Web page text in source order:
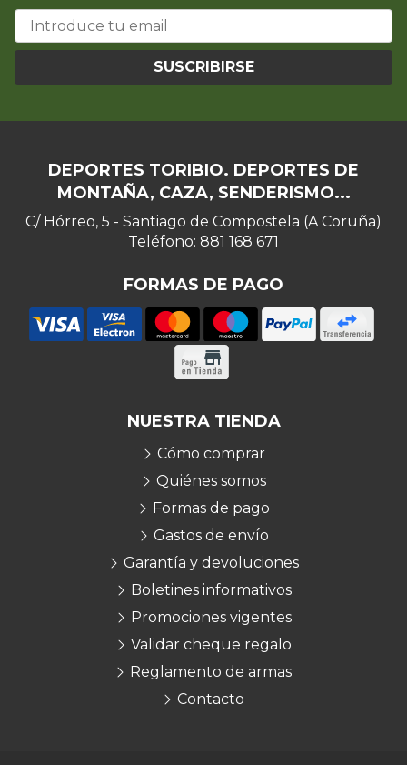
SUSCRIBIRSE
DEPORTES TORIBIO. DEPORTES DE
MONTAÑA, CAZA, SENDERISMO...
C/ Hórreo, 5 - Santiago de Compostela (A Coruña)
Teléfono: 881 168 671
FORMAS DE PAGO
NUESTRA TIENDA
Cómo comprar
Quiénes somos
Formas de pago
Gastos de envío
Garantía y devoluciones
Boletines informativos
Promociones vigentes
Validar cheque regalo
Reglamento de armas
Contacto